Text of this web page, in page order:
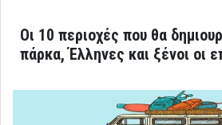
Οι 10 περιοχές που θα
πάρκα, Έλληνες και ξένοι οι